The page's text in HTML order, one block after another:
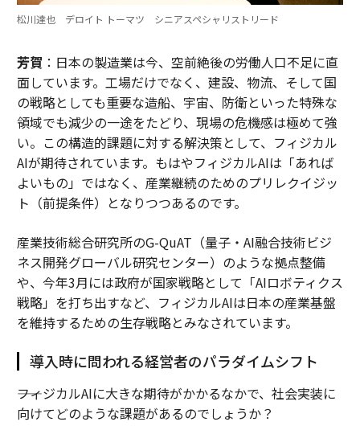
松川達也 デロイト トーマツ シニアスペシャリストリード
芳賀 ：日本の製造業は今、空前絶後の労働人口不足に直
面しています。工場だけでなく、建設、物流、そして国
の戦略としても重要な造船、宇宙、防衛といった特殊な
領域でも減少の一途をたどり、現場の危機感は極めて強
い。この構造的課題に対する解決策として、フィジカル
AIが期待されています。もはやフィジカルAIは「あれば
よいもの」ではなく、産業継続のためのプリレクイジッ
ト（前提条件）となりつつあるのです。
産業技術総合研究所のG-QuAT（量子・AI融合技術ビジ
ネス開発グローバル研究センター）のような拠点整備
や、今年3月には政府が国家戦略として「AIロボティクス
戦略」を打ち出すなど、フィジカルAIは日本の産業基盤
を維持するための生存戦略とみなされています。
導入時に問われる経営者のパラダイムシフト
――フィジカルAIに大きな期待がかかるなかで、社会実装に
向けてどのような課題があるのでしょうか？